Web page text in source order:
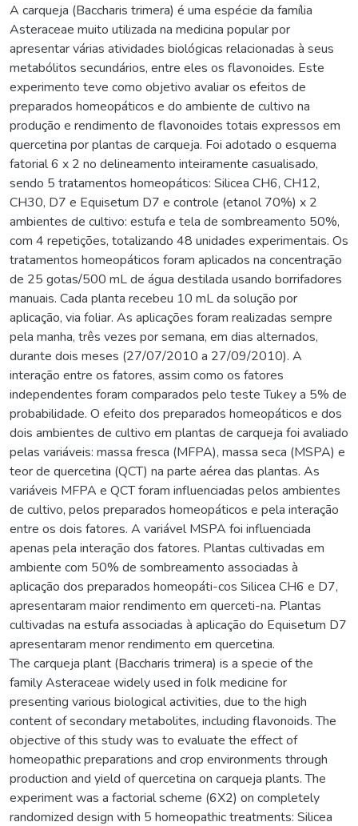
A carqueja (Baccharis trimera) é uma espécie da família
Asteraceae muito utilizada na medicina popular por
apresentar várias atividades biológicas relacionadas à seus
metabólitos secundários, entre eles os flavonoides. Este
experimento teve como objetivo avaliar os efeitos de
preparados homeopáticos e do ambiente de cultivo na
produção e rendimento de flavonoides totais expressos em
quercetina por plantas de carqueja. Foi adotado o esquema
fatorial 6 x 2 no delineamento inteiramente casualisado,
sendo 5 tratamentos homeopáticos: Silicea CH6, CH12,
CH30, D7 e Equisetum D7 e controle (etanol 70%) x 2
ambientes de cultivo: estufa e tela de sombreamento 50%,
com 4 repetições, totalizando 48 unidades experimentais. Os
tratamentos homeopáticos foram aplicados na concentração
de 25 gotas/500 mL de água destilada usando borrifadores
manuais. Cada planta recebeu 10 mL da solução por
aplicação, via foliar. As aplicações foram realizadas sempre
pela manha, três vezes por semana, em dias alternados,
durante dois meses (27/07/2010 a 27/09/2010). A
interação entre os fatores, assim como os fatores
independentes foram comparados pelo teste Tukey a 5% de
probabilidade. O efeito dos preparados homeopáticos e dos
dois ambientes de cultivo em plantas de carqueja foi avaliado
pelas variáveis: massa fresca (MFPA), massa seca (MSPA) e
teor de quercetina (QCT) na parte aérea das plantas. As
variáveis MFPA e QCT foram influenciadas pelos ambientes
de cultivo, pelos preparados homeopáticos e pela interação
entre os dois fatores. A variável MSPA foi influenciada
apenas pela interação dos fatores. Plantas cultivadas em
ambiente com 50% de sombreamento associadas à
aplicação dos preparados homeopáti-cos Silicea CH6 e D7,
apresentaram maior rendimento em querceti-na. Plantas
cultivadas na estufa associadas à aplicação do Equisetum D7
apresentaram menor rendimento em quercetina.
The carqueja plant (Baccharis trimera) is a specie of the
family Asteraceae widely used in folk medicine for
presenting various biological activities, due to the high
content of secondary metabolites, including flavonoids. The
objective of this study was to evaluate the effect of
homeopathic preparations and crop environments through
production and yield of quercetina on carqueja plants. The
experiment was a factorial scheme (6X2) on completely
randomized design with 5 homeopathic treatments: Silicea